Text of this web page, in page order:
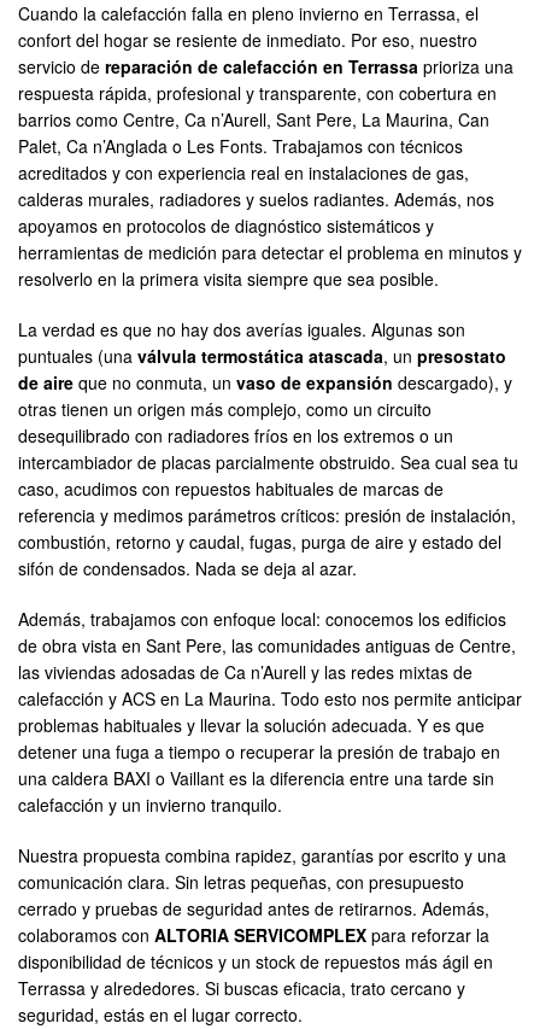
Cuando la calefacción falla en pleno invierno en Terrassa, el
confort del hogar se resiente de inmediato. Por eso, nuestro
servicio de reparación de calefacción en Terrassa prioriza una
respuesta rápida, profesional y transparente, con cobertura en
barrios como Centre, Ca n’Aurell, Sant Pere, La Maurina, Can
Palet, Ca n’Anglada o Les Fonts. Trabajamos con técnicos
acreditados y con experiencia real en instalaciones de gas,
calderas murales, radiadores y suelos radiantes. Además, nos
apoyamos en protocolos de diagnóstico sistemáticos y
herramientas de medición para detectar el problema en minutos y
resolverlo en la primera visita siempre que sea posible.
La verdad es que no hay dos averías iguales. Algunas son
puntuales (una válvula termostática atascada, un presostato
de aire que no conmuta, un vaso de expansión descargado), y
otras tienen un origen más complejo, como un circuito
desequilibrado con radiadores fríos en los extremos o un
intercambiador de placas parcialmente obstruido. Sea cual sea tu
caso, acudimos con repuestos habituales de marcas de
referencia y medimos parámetros críticos: presión de instalación,
combustión, retorno y caudal, fugas, purga de aire y estado del
sifón de condensados. Nada se deja al azar.
Además, trabajamos con enfoque local: conocemos los edificios
de obra vista en Sant Pere, las comunidades antiguas de Centre,
las viviendas adosadas de Ca n’Aurell y las redes mixtas de
calefacción y ACS en La Maurina. Todo esto nos permite anticipar
problemas habituales y llevar la solución adecuada. Y es que
detener una fuga a tiempo o recuperar la presión de trabajo en
una caldera BAXI o Vaillant es la diferencia entre una tarde sin
calefacción y un invierno tranquilo.
Nuestra propuesta combina rapidez, garantías por escrito y una
comunicación clara. Sin letras pequeñas, con presupuesto
cerrado y pruebas de seguridad antes de retirarnos. Además,
colaboramos con ALTORIA SERVICOMPLEX para reforzar la
disponibilidad de técnicos y un stock de repuestos más ágil en
Terrassa y alrededores. Si buscas eficacia, trato cercano y
seguridad, estás en el lugar correcto.